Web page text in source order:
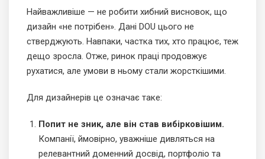
Найважливіше — не робити хибний висновок, що
дизайн «не потрібен». Дані DOU цього не
стверджують. Навпаки, частка тих, хто працює, теж
дещо зросла. Отже, ринок праці продовжує
рухатися, але умови в ньому стали жорсткішими.
Для дизайнерів це означає таке:
Попит не зник, але він став вибірковішим.
Компанії, ймовірно, уважніше дивляться на
релевантний доменний досвід, портфоліо та